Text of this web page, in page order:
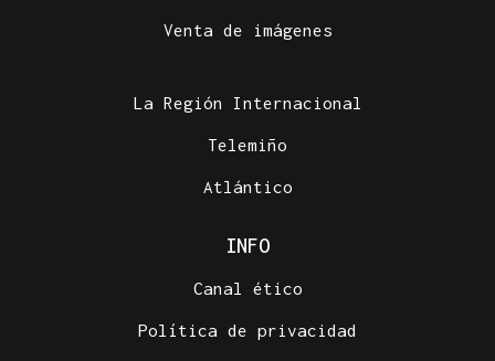
Venta de imágenes
La Región Internacional
Telemiño
Atlántico
INFO
Canal ético
Política de privacidad